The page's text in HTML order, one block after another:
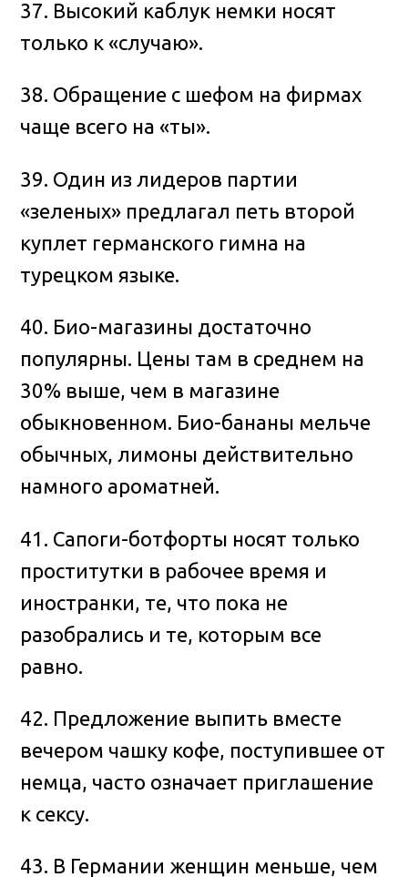
37. Высокий каблук немки носят
только к «случаю».
38. Обращение с шефом на фирмах
чаще всего на «ты».
39. Один из лидеров партии
«зеленых» предлагал петь второй
куплет германского гимна на
турецком языке.
40. Био-магазины достаточно
популярны. Цены там в среднем на
30% выше, чем в магазине
обыкновенном. Био-бананы мельче
обычных, лимоны действительно
намного ароматней.
41. Сапоги-ботфорты носят только
проститутки в рабочее время и
иностранки, те, что пока не
разобрались и те, которым все
равно.
42. Предложение выпить вместе
вечером чашку кофе, поступившее от
немца, часто означает приглашение
к сексу.
43. В Германии женщин меньше, чем